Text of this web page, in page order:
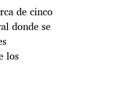
de cinco
donde se
los